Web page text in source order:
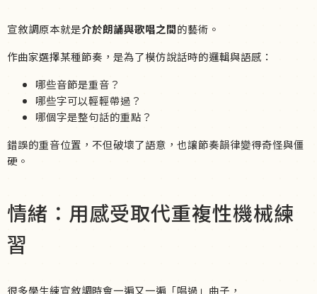
宣敘調原本就是介於朗誦與歌唱之間的藝術。
作曲家選擇某種節奏，是為了模仿說話時的邏輯與語感：
哪些音節是重音？
哪些字可以輕輕帶過？
哪個字是整句話的重點？
錯誤的重音位置，不但破壞了語意，也讓節奏韻律變得奇怪與僵
硬。
情緒：用感受取代重複性機械練
習
很多學生練宣敘調時會一遍又一遍「唱過」曲子，